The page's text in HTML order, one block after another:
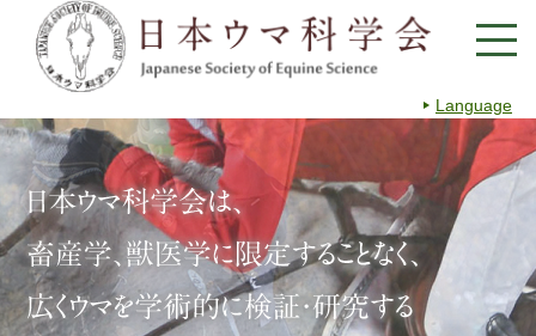
Language